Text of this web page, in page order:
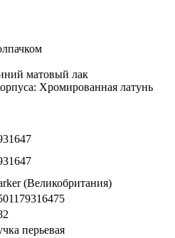
матовый лак
Хромированная латунь
(Великобритания)
перьевая